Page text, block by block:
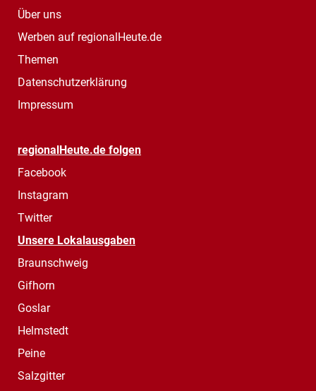
Über uns
Werben auf regionalHeute.de
Themen
Datenschutzerklärung
Impressum
regionalHeute.de folgen
Facebook
Instagram
Twitter
Unsere Lokalausgaben
Braunschweig
Gifhorn
Goslar
Helmstedt
Peine
Salzgitter